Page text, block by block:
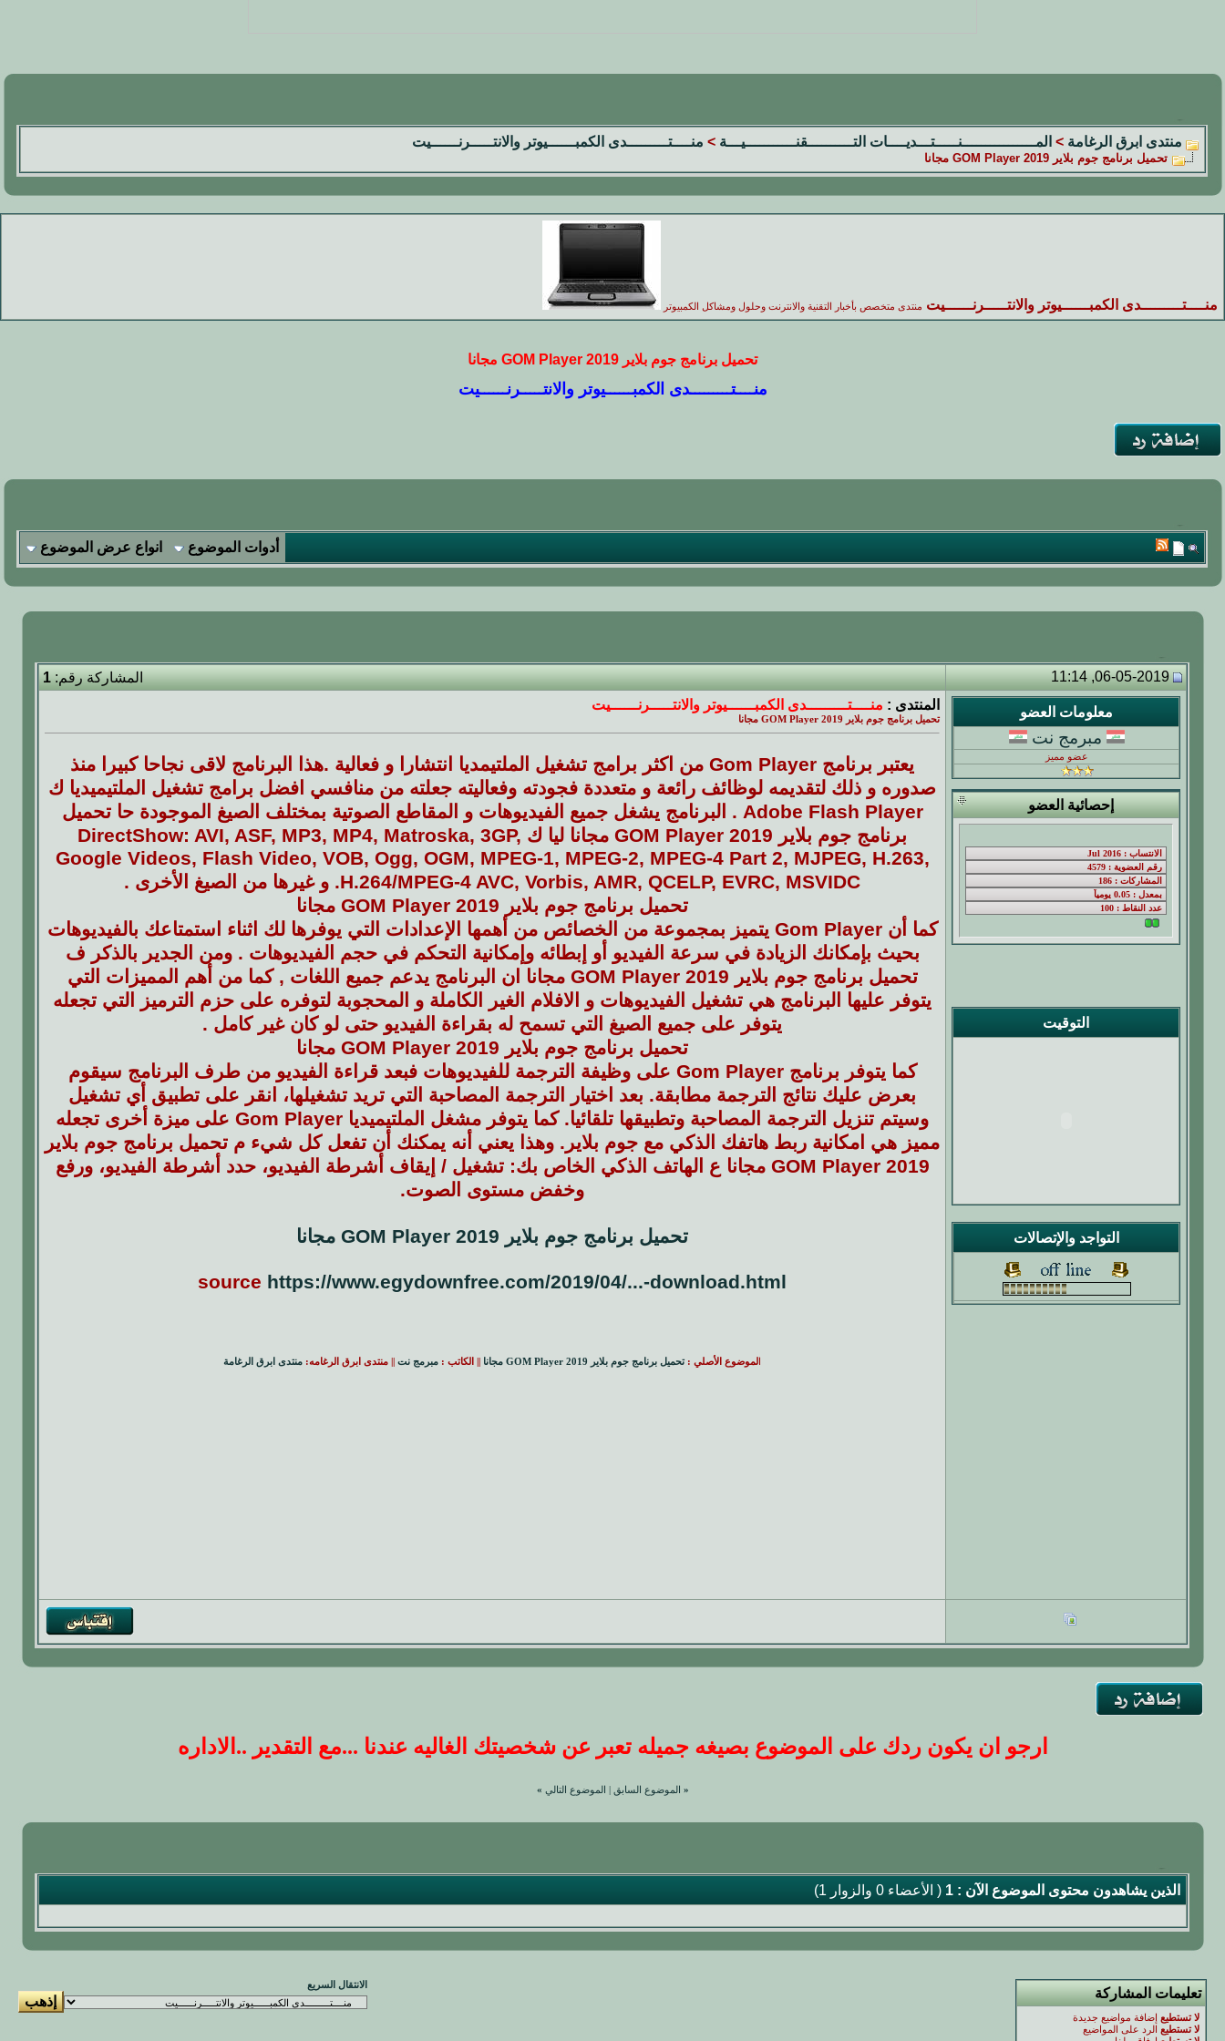
منتدى ابرق الرغامة > المــــــــــــــــنـــــتـــديــــات التــــــــــقنـــــــــــيـــة > منــــتـــــــــدى الكمبــــــيوتر والانتـــــرنــــــيت
تحميل برنامج جوم بلاير 2019 GOM Player مجانا
منــــتـــــــــدى الكمبــــــيوتر والانتـــــرنــــــيت منتدى متخصص بأخبار التقنية والانترنت وحلول ومشاكل الكمبيوتر
تحميل برنامج جوم بلاير 2019 GOM Player مجانا
منــــتـــــــــدى الكمبــــــيوتر والانتـــــرنــــــيت
أدوات الموضوع انواع عرض الموضوع
06-05-2019, 11:14 المشاركة رقم:1
معلومات العضو
مبرمج نت
عضو مميز
إحصائية العضو
التوقيت
التواجد والإتصالات
المنتدى : منــــتـــــــــدى الكمبــــــيوتر والانتـــــرنــــــيت
تحميل برنامج جوم بلاير 2019 GOM Player مجانا
يعتبر برنامج Gom Player من اكثر برامج تشغيل الملتيمديا انتشارا و فعالية .هذا البرنامج لاقى نجاحا كبيرا منذ
صدوره و ذلك لتقديمه لوظائف رائعة و متعددة فجودته وفعاليته جعلته من منافسي افضل برامج تشغيل الملتيميديا ك
Adobe Flash Player . البرنامج يشغل جميع الفيديوهات و المقاطع الصوتية بمختلف الصيغ الموجودة حا تحميل
برنامج جوم بلاير 2019 GOM Player مجانا ليا ك DirectShow: AVI, ASF, MP3, MP4, Matroska, 3GP,
Google Videos, Flash Video, VOB, Ogg, OGM, MPEG-1, MPEG-2, MPEG-4 Part 2, MJPEG, H.263,
H.264/MPEG-4 AVC, Vorbis, AMR, QCELP, EVRC, MSVIDC. و غيرها من الصيغ الأخرى .
تحميل برنامج جوم بلاير 2019 GOM Player مجانا
كما أن Gom Player يتميز بمجموعة من الخصائص من أهمها الإعدادات التي يوفرها لك اثناء استمتاعك بالفيديوهات
بحيث بإمكانك الزيادة في سرعة الفيديو أو إبطائه وإمكانية التحكم في حجم الفيديوهات . ومن الجدير بالذكر ف
تحميل برنامج جوم بلاير 2019 GOM Player مجانا ان البرنامج يدعم جميع اللغات , كما من أهم المميزات التي
يتوفر عليها البرنامج هي تشغيل الفيديوهات و الافلام الغير الكاملة و المحجوبة لتوفره على حزم الترميز التي تجعله
يتوفر على جميع الصيغ التي تسمح له بقراءة الفيديو حتى لو كان غير كامل .
تحميل برنامج جوم بلاير 2019 GOM Player مجانا
كما يتوفر برنامج Gom Player على وظيفة الترجمة للفيديوهات فبعد قراءة الفيديو من طرف البرنامج سيقوم
بعرض عليك نتائج الترجمة مطابقة. بعد اختيار الترجمة المصاحبة التي تريد تشغيلها، انقر على تطبيق أي تشغيل
وسيتم تنزيل الترجمة المصاحبة وتطبيقها تلقائيا. كما يتوفر مشغل الملتيميديا Gom Player على ميزة أخرى تجعله
مميز هي امكانية ربط هاتفك الذكي مع جوم بلاير. وهذا يعني أنه يمكنك أن تفعل كل شيء م تحميل برنامج جوم بلاير
2019 GOM Player مجانا ع الهاتف الذكي الخاص بك: تشغيل / إيقاف أشرطة الفيديو، حدد أشرطة الفيديو، ورفع
وخفض مستوى الصوت.
تحميل برنامج جوم بلاير 2019 GOM Player مجانا
source https://www.egydownfree.com/2019/04/...-download.html
لموضوع الأصلي :تحميل برنامج جوم بلاير 2019 GOM Player مجانا || الكاتب : مبرمج نت || منتدى ابرق الرغامه: منتدى ابرق الرغامة
ارجو ان يكون ردك على الموضوع بصيغه جميله تعبر عن شخصيتك الغاليه عندنا ...مع التقدير ..الاداره
« الموضوع السابق الموضوع التالي »
الذين يشاهدون محتوى الموضوع الآن : 1 ( الأعضاء 0 والزوار 1)
تعليمات المشاركة
لا تستطيع إضافة مواضيع جديدة
لا تستطيع الرد على المواضيع
الانتقال السريع